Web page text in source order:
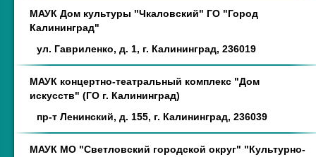
МАУК Дом культуры "Чкаловский" ГО "Город
Калининград"
ул. Гавриленко, д. 1, г. Калининград, 236019
МАУК концертно-театральный комплекс "Дом
искусств" (ГО г. Калининград)
пр-т Ленинский, д. 155, г. Калининград, 236039
МАУК МО "Светловский городской округ" "Культурно-